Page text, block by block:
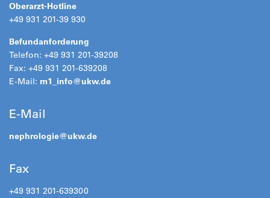
Oberarzt-Hotline
+49 931 201-39 930
Befundanforderung
Telefon: +49 931 201-39208
Fax: +49 931 201-639208
E-Mail: m1_info@ukw.de
E-Mail
nephrologie@ukw.de
Fax
+49 931 201-639300